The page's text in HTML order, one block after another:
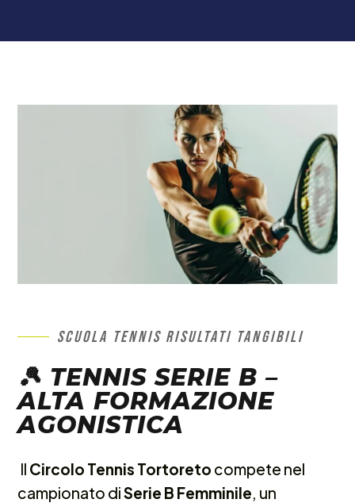
SCUOLA TENNIS RISULTATI TANGIBILI
🎾 TENNIS SERIE B –
ALTA FORMAZIONE
AGONISTICA
Il Circolo Tennis Tortoreto compete nel
campionato diSerie B Femminile , un